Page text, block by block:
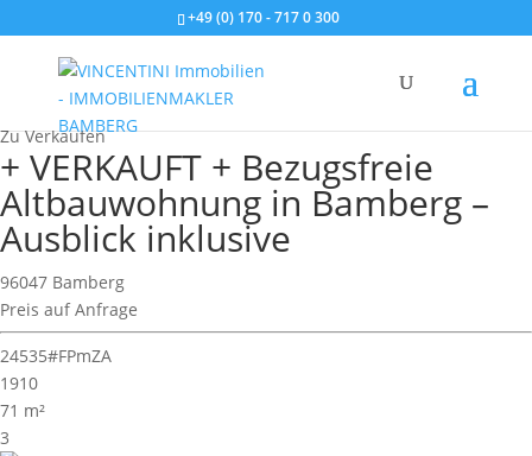
+49 (0) 170 - 717 0 300
Wohnimmobilie > Etagenwohnung
Zu Verkaufen
+ VERKAUFT + Bezugsfreie
Altbauwohnung in Bamberg –
Ausblick inklusive
96047 Bamberg
Preis auf Anfrage
24535#FPmZA
1910
71 m²
3